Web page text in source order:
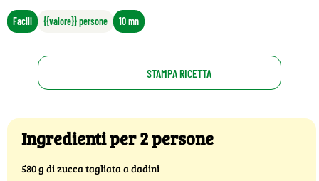
Facili {{valore}} persone 10 mn
STAMPA RICETTA
Ingredienti per 2 persone
580 g di zucca tagliata a dadini